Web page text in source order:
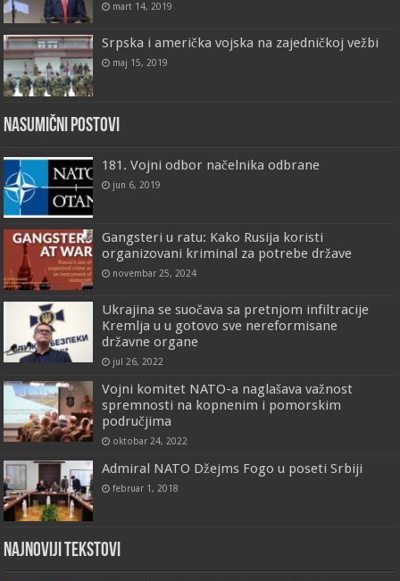
mart 14, 2019
Srpska i američka vojska na zajedničkoj vežbi
maj 15, 2019
Nasumični postovi
181. Vojni odbor načelnika odbrane
jun 6, 2019
Gangsteri u ratu: Kako Rusija koristi
organizovani kriminal za potrebe države
novembar 25, 2024
Ukrajina se suočava sa pretnjom infiltracije
Kremlja u u gotovo sve nereformisane
državne organe
jul 26, 2022
Vojni komitet NATO-a naglašava važnost
spremnosti na kopnenim i pomorskim
područjima
oktobar 24, 2022
Admiral NATO Džejms Fogo u poseti Srbiji
februar 1, 2018
Najnoviji tekstovi